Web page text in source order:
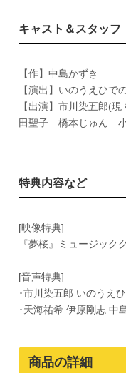
キャスト＆スタッフ
【作】中島かずき
【演出】いのうえひで
【出演】市川染五郎
田聖子 橋本じゅん
特典内容など
[映像特典]
『夢桜』ミュージック
[音声特典]
･市川染五郎 いのうえ
･天海祐希 伊原剛志 中
商品の詳細